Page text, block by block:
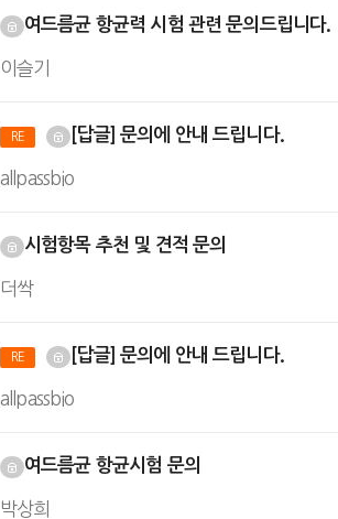
여드름균 항균력 시험 관련 문의드립니다.
이슬기
RE [답글] 문의에 안내 드립니다.
allpassbio
시험항목 추천 및 견적 문의
더싹
RE [답글] 문의에 안내 드립니다.
allpassbio
여드름균 항균시험 문의
박상희